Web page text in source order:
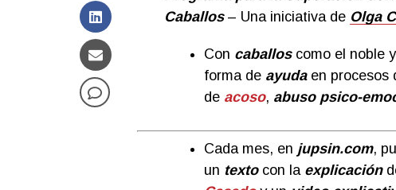
Caballos– Una iniciativa de Olga
Con caballos como el noble
forma de ayudaen procesos
de acoso, abuso psico-
Cada mes, en jupsin.com,
un textocon la explicación